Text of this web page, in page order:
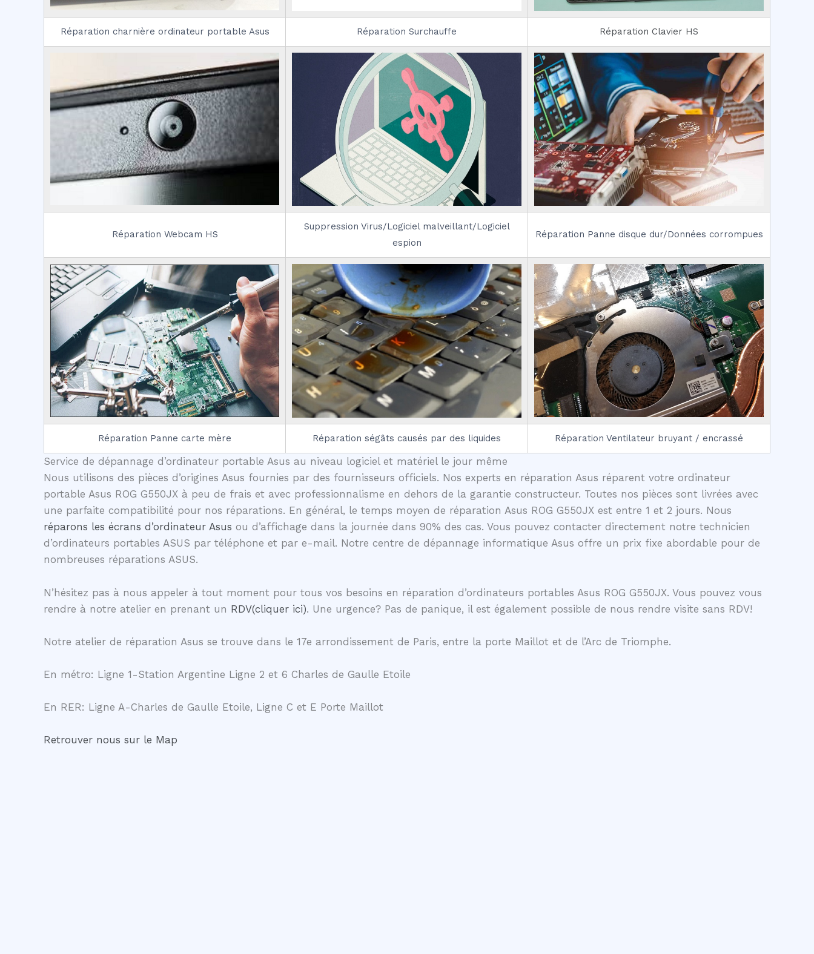
Réparation charnière ordinateur portable Asus Réparation Surchauffe Réparation Clavier HS
Réparation Webcam HS
Suppression Virus/Logiciel malveillant/Logiciel
espion
Réparation Panne disque dur/Données corrompues
Réparation Panne carte mère Réparation ségâts causés par des liquides Réparation Ventilateur bruyant / encrassé
Service de dépannage d’ordinateur portable Asus au niveau logiciel et matériel le jour même
Nous utilisons des pièces d’origines Asus fournies par des fournisseurs officiels. Nos experts en réparation Asus réparent votre ordinateur
portable Asus ROG G550JX à peu de frais et avec professionnalisme en dehors de la garantie constructeur. Toutes nos pièces sont livrées avec
une parfaite compatibilité pour nos réparations. En général, le temps moyen de réparation Asus ROG G550JX est entre 1 et 2 jours. Nous
réparons les écrans d’ordinateur Asus ou d’affichage dans la journée dans 90% des cas. Vous pouvez contacter directement notre technicien
d’ordinateurs portables ASUS par téléphone et par e-mail. Notre centre de dépannage informatique Asus offre un prix fixe abordable pour de
nombreuses réparations ASUS.
N’hésitez pas à nous appeler à tout moment pour tous vos besoins en réparation d’ordinateurs portables Asus ROG G550JX. Vous pouvez vous
rendre à notre atelier en prenant un RDV(cliquer ici). Une urgence? Pas de panique, il est également possible de nous rendre visite sans RDV!
Notre atelier de réparation Asus se trouve dans le 17e arrondissement de Paris, entre la porte Maillot et de l’Arc de Triomphe.
En métro: Ligne 1-Station Argentine Ligne 2 et 6 Charles de Gaulle Etoile
En RER: Ligne A-Charles de Gaulle Etoile, Ligne C et E Porte Maillot
Retrouver nous sur le Map